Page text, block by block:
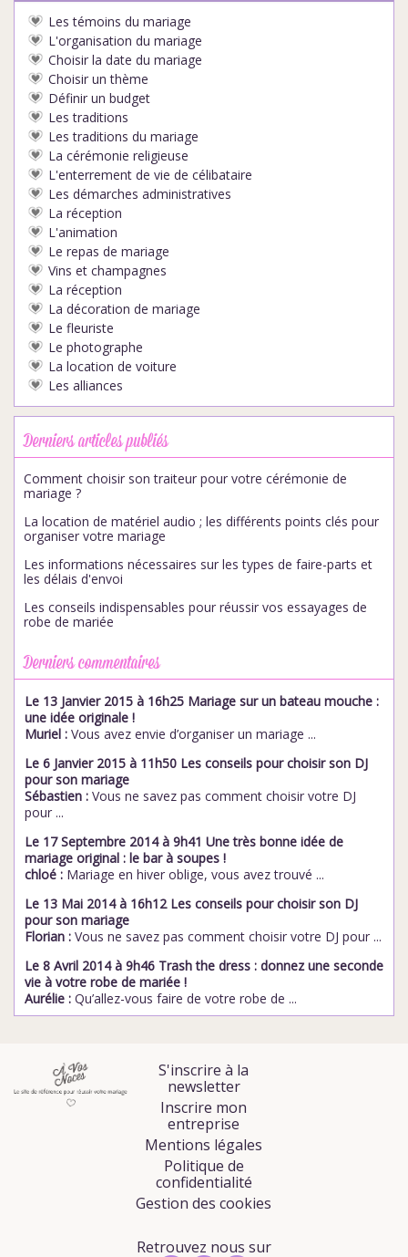
Les témoins du mariage
L'organisation du mariage
Choisir la date du mariage
Choisir un thème
Définir un budget
Les traditions
Les traditions du mariage
La cérémonie religieuse
L'enterrement de vie de célibataire
Les démarches administratives
La réception
L'animation
Le repas de mariage
Vins et champagnes
La réception
La décoration de mariage
Le fleuriste
Le photographe
La location de voiture
Les alliances
Derniers articles publiés
Comment choisir son traiteur pour votre cérémonie de
mariage ?
La location de matériel audio ; les différents points clés pour
organiser votre mariage
Les informations nécessaires sur les types de faire-parts et
les délais d'envoi
Les conseils indispensables pour réussir vos essayages de
robe de mariée
Derniers commentaires
Le 13 Janvier 2015 à 16h25 Mariage sur un bateau mouche :
une idée originale !
Muriel : Vous avez envie d’organiser un mariage ...
Le 6 Janvier 2015 à 11h50 Les conseils pour choisir son DJ
pour son mariage
Sébastien : Vous ne savez pas comment choisir votre DJ
pour ...
Le 17 Septembre 2014 à 9h41 Une très bonne idée de
mariage original : le bar à soupes !
chloé : Mariage en hiver oblige, vous avez trouvé ...
Le 13 Mai 2014 à 16h12 Les conseils pour choisir son DJ
pour son mariage
Florian : Vous ne savez pas comment choisir votre DJ pour ...
Le 8 Avril 2014 à 9h46 Trash the dress : donnez une seconde
vie à votre robe de mariée !
Aurélie : Qu’allez-vous faire de votre robe de ...
S'inscrire à la
newsletter
Inscrire mon
entreprise
Mentions légales
Politique de
confidentialité
Gestion des cookies
Retrouvez nous sur